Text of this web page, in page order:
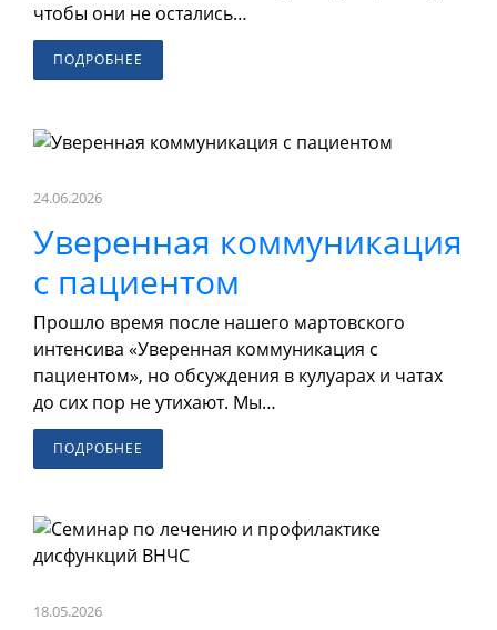
чтобы они не остались…
ПОДРОБНЕЕ
24.06.2026
Уверенная коммуникация
с пациентом
Прошло время после нашего мартовского
интенсива «Уверенная коммуникация с
пациентом», но обсуждения в кулуарах и чатах
до сих пор не утихают. Мы…
ПОДРОБНЕЕ
18.05.2026